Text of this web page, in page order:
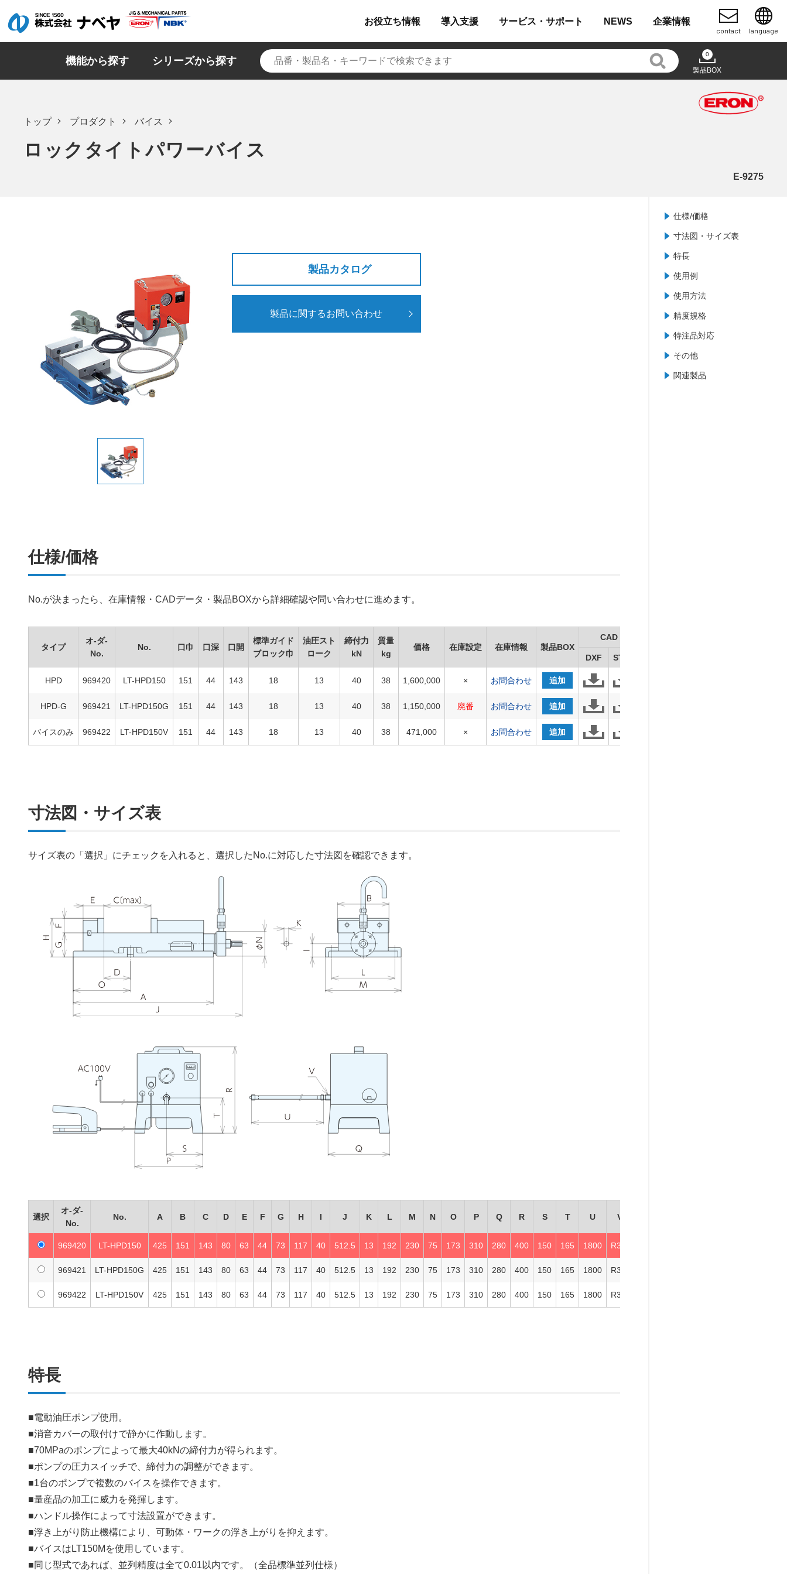
お役立ち情報 導入支援 サービス・ サポート NEWS 企業情報
contact language
機能から探す シリーズから探す
0
製品BOX
トップ プロダクト バイス
ロックタイトパワーバイス
E-9275
仕様/価格
寸法図・サイズ表
特長
使用例
使用方法
精度規格
特注品対応
その他
関連製品
製品カタログ
製品に関するお問い合わせ
仕様/価格
No.が決まったら、在庫情報・CADデータ・製品BOXから詳細確認や問い合わせに進めます。
タイプ
オ-ダ-
No.
No. 口巾 口深 口開
標準ガイド
ブロック巾
油圧スト
ローク
締付力
kN
質量
kg
価格 在庫設定 在庫情報 製品BOX
CAD
DXF STEP
HPD 969420 LT-HPD150 151 44 143 18 13 40 38 1,600,000 × お問合わせ 追加
HPD-G 969421 LT-HPD150G 151 44 143 18 13 40 38 1,150,000 廃番 お問合わせ 追加
バイスのみ 969422 LT-HPD150V 151 44 143 18 13 40 38 471,000 × お問合わせ 追加
寸法図・サイズ表
サイズ表の「選択」にチェックを入れると、選択したNo.に対応した寸法図を確認できます。
選択
オ-ダ-
No.
No. A B C D E F G H I J K L M N O P Q R S T U V
969420 LT-HPD150 425 151 143 80 63 44 73 117 40 512.5 13 192 230 75 173 310 280 400 150 165 1800 R3/8
969421 LT-HPD150G 425 151 143 80 63 44 73 117 40 512.5 13 192 230 75 173 310 280 400 150 165 1800 R3/8
969422 LT-HPD150V 425 151 143 80 63 44 73 117 40 512.5 13 192 230 75 173 310 280 400 150 165 1800 R3/8
特長
■電動油圧ポンプ使用。
■消音カバーの取付けで静かに作動します。
■70MPaのポンプによって最大40kNの締付力が得られます。
■ポンプの圧力スイッチで、締付力の調整ができます。
■1台のポンプで複数のバイスを操作できます。
■量産品の加工に威力を発揮します。
■ハンドル操作によって寸法設置ができます。
■浮き上がり防止機構により、可動体・ワークの浮き上がりを抑えます。
■バイスはLT150Mを使用しています。
■同じ型式であれば、並列精度は全て0.01以内です。（全品標準並列仕様）